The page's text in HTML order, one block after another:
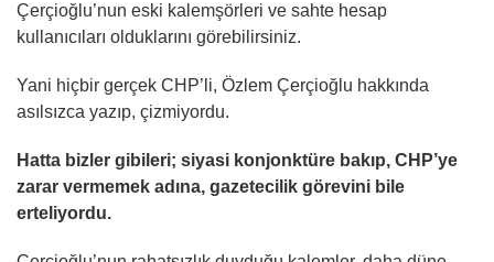
Çerçioğlu’nun eski kalemşörleri ve sahte hesap
kullanıcıları olduklarını görebilirsiniz.
Yani hiçbir gerçek CHP’li, Özlem Çerçioğlu hakkında
asılsızca yazıp, çizmiyordu.
Hatta bizler gibileri; siyasi konjonktüre bakıp, CHP’ye
zarar vermemek adına, gazetecilik görevini bile
erteliyordu.